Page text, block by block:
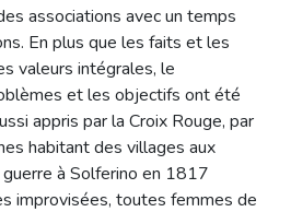
associations avec un temps
En plus que les faits et les
valeurs intégrales, le
et les objectifs ont été
appris par la Croix Rouge, par
habitant des villages aux
à Solferino en 1817
improvisées, toutes femmes de